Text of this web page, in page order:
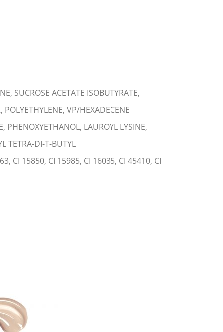
SUCROSE ACETATE ISOBUTYRATE,
VP/HEXADECENE
PHENOXYETHANOL, LAUROYL LYSINE,
TETRA-DI-T-BUTYL
CI 15850, CI 15985, CI 16035, CI 45410, CI